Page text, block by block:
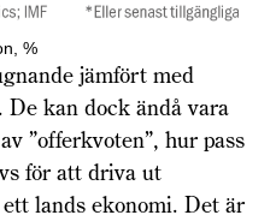
%
jämfört med
kan dock ändå vara
”offerkvoten”, hur pass
för att driva ut
lands ekonomi. Det är